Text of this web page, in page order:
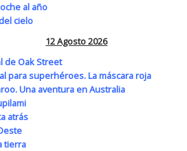
al año
cielo
12 Agosto 2026
de Oak Street
para superhéroes. La máscara roja
Una aventura en Australia
atrás
tierra